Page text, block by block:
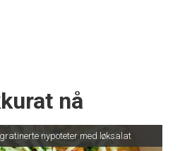
nå
nypoteter med løksalat